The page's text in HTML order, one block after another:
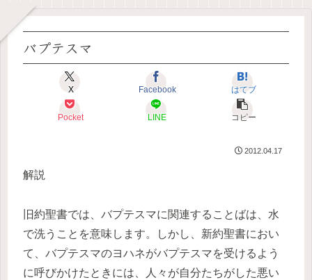
バプテスマ
X Facebook はてブ
Pocket LINE コピー
2012.04.17
解説
旧約聖書では、バプテスマに関連することばは、水
で洗うことを意味します。しかし、新約聖書におい
て、バプテスマのヨハネがバプテスマを受けるよう
に呼びかけたときには、人々が自分たちがした悪い